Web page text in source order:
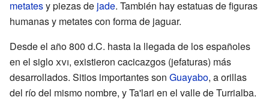
metatesy piezas de jade. También hay estatuas de figuras
humanas y metates con forma de jaguar.
Desde el año 800 d.C. hasta la llegada de los españoles
en el sigloxvi, existieron cacicazgos (jefaturas) más
desarrollados. Sitios importantes son Guayabo, a orillas
del río del mismo nombre, y Ta'lari en el valle de Turrialba.